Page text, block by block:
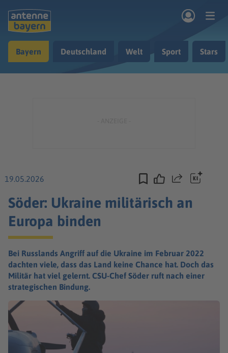
Musik & Radio
Bayern Deutschland Welt Sport Stars
19.05.2026 Teilen
Söder: Ukraine militärisch an
Europa binden
Bei Russlands Angriff auf die Ukraine im Februar 2022
dachten viele, dass das Land keine Chance hat. Doch das
Militär hat viel gelernt. CSU-Chef Söder ruft nach einer
strategischen Bindung.